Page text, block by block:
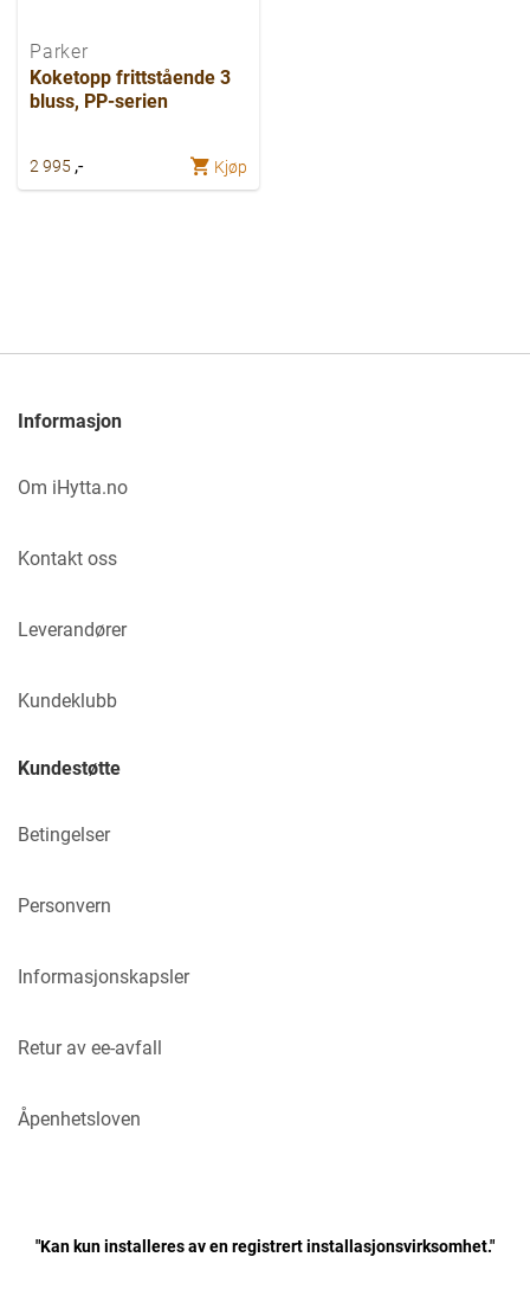
Parker
Koketopp frittstående 3
bluss, PP-serien
2 995 ,- Kjøp
Informasjon
Om iHytta.no
Kontakt oss
Leverandører
Kundeklubb
Kundestøtte
Betingelser
Personvern
Informasjonskapsler
Retur av ee-avfall
Åpenhetsloven
"Kan kun installeres av en registrert installasjonsvirksomhet."